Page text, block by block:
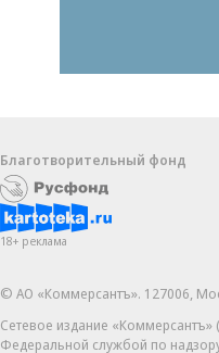
Благотворительный фонд
18+ реклама
© АО «Коммерсантъ». 127006,
Сетевое издание
Федеральной службой по